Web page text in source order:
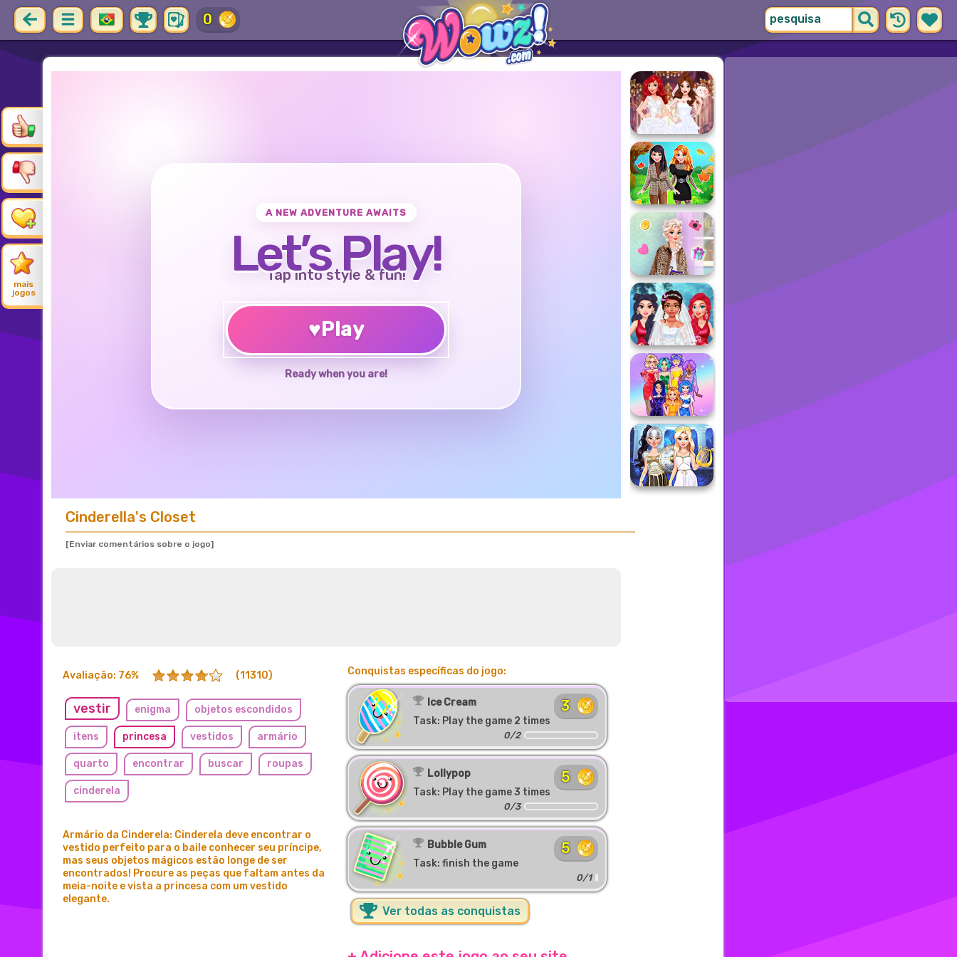
0
mais
jogos
A NEW ADVENTURE AWAITS
Let’s Play!
Tap into style & fun!
♥Play
Ready when you are!
Cinderella's Closet
[Enviar comentários sobre o jogo]
Avaliação: 76% (11310)
vestir enigma objetos escondidos
itens princesa vestidos armário
quarto encontrar buscar roupas
cinderela
Armário da Cinderela: Cinderela deve encontrar o
vestido perfeito para o baile conhecer seu príncipe,
mas seus objetos mágicos estão longe de ser
encontrados! Procure as peças que faltam antes da
meia-noite e vista a princesa com um vestido
elegante.
Conquistas específicas do jogo:
Ice Cream
Task: Play the game 2 times
3
0/2
Lollypop
Task: Play the game 3 times
5
0/3
Bubble Gum
Task: finish the game
5
0/1
Ver todas as conquistas